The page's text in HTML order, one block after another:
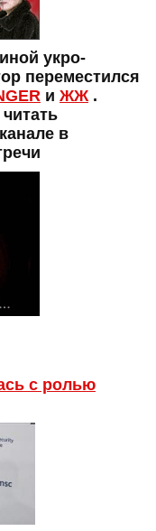
укро-
переместился
и ЖЖ .
в
с ролью